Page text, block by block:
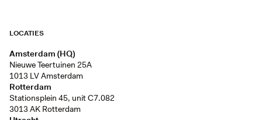
LOCATIES
Amsterdam (HQ)
Nieuwe Teertuinen 25A
1013 LV Amsterdam
Rotterdam
Stationsplein 45, unit C7.082
3013 AK Rotterdam